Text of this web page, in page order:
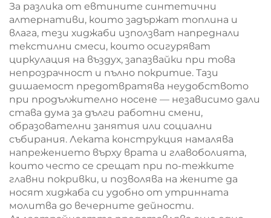
За разлика от евтините синтетични
алтернативи, които задържат топлина и
влага, тези хиджаби използват напреднали
текстилни смеси, които осигуряват
циркулация на въздух, запазвайки при това
непрозрачност и пълно покритие. Тази
дишаемост предотвратява неудобството
при продължително носене — независимо дали
става дума за дълги работни смени,
образователни занятия или социални
събирания. Леката конструкция намалява
напрежението върху врата и главоболията,
които често се срещат при по-тежките
главни покривки, и позволява на жените да
носят хиджаба си удобно от утринната
молитва до вечерните дейности.